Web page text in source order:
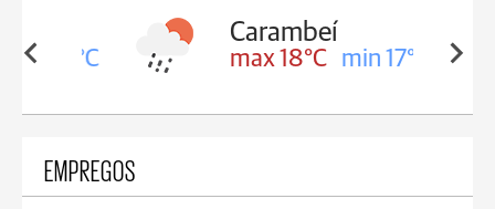
18°C
Carambeí
max 18°C min 17°C
EMPREGOS